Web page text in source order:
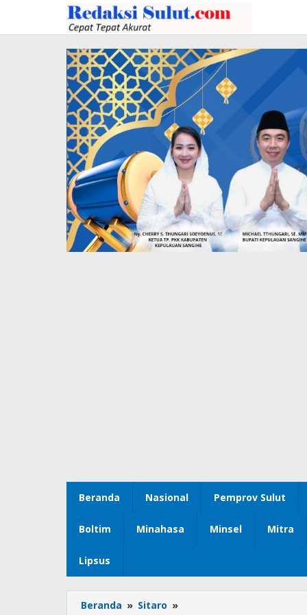
konten
Beranda Nasional Pemprov Sulut
Boltim Minahasa Minsel Mitra
Lipsus
Beranda » Sitaro »